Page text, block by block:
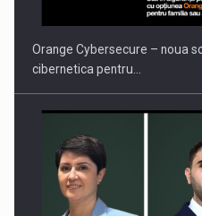
Orange Cybersecure – noua
cibernetica pentru…